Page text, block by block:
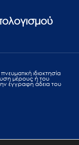
ιδιοκτησία
μέρους ή του
έγγραφη άδεια του